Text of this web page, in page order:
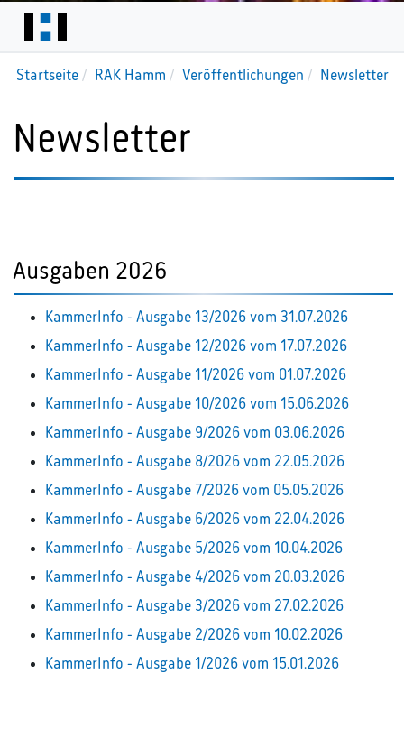
Startseite RAK Hamm Veröffentlichungen Newsletter
Newsletter
Ausgaben 2026
KammerInfo - Ausgabe 13/2026 vom 31.07.2026
KammerInfo - Ausgabe 12/2026 vom 17.07.2026
KammerInfo - Ausgabe 11/2026 vom 01.07.2026
KammerInfo - Ausgabe 10/2026 vom 15.06.2026
KammerInfo - Ausgabe 9/2026 vom 03.06.2026
KammerInfo - Ausgabe 8/2026 vom 22.05.2026
KammerInfo - Ausgabe 7/2026 vom 05.05.2026
KammerInfo - Ausgabe 6/2026 vom 22.04.2026
KammerInfo - Ausgabe 5/2026 vom 10.04.2026
KammerInfo - Ausgabe 4/2026 vom 20.03.2026
KammerInfo - Ausgabe 3/2026 vom 27.02.2026
KammerInfo - Ausgabe 2/2026 vom 10.02.2026
KammerInfo - Ausgabe 1/2026 vom 15.01.2026